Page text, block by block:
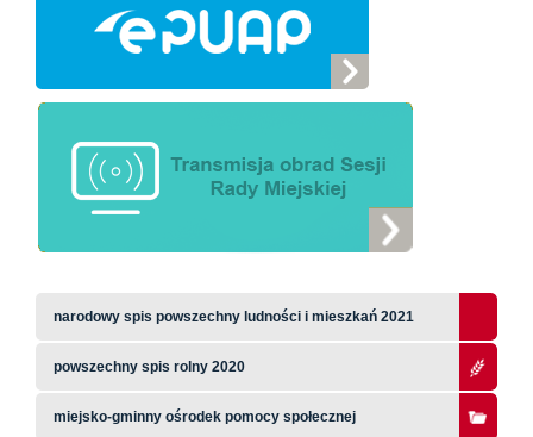
narodowy spis powszechny ludności i mieszkań 2021
powszechny spis rolny 2020
miejsko-gminny ośrodek pomocy społecznej